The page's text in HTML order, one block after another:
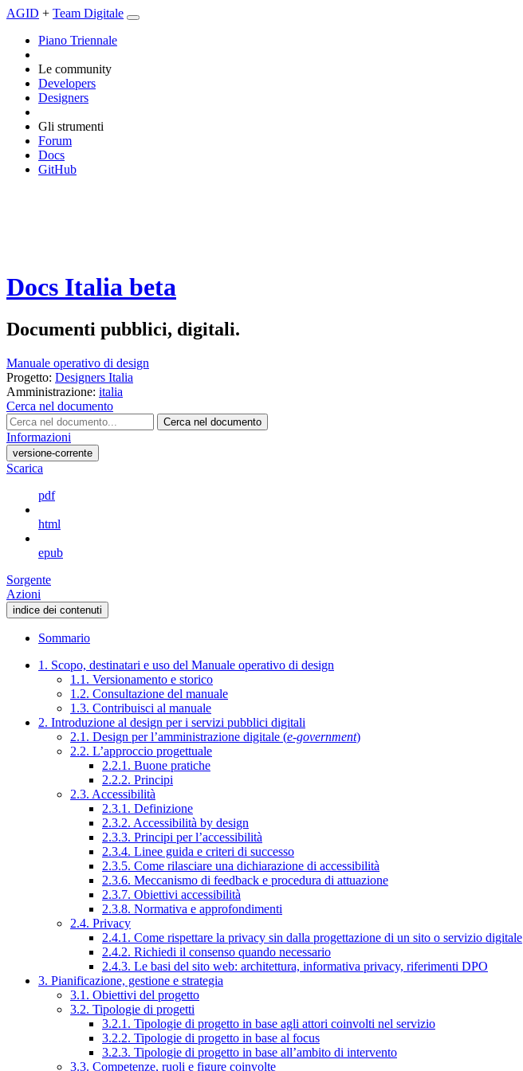
AGID + Team Digitale
Piano Triennale
Le community
Developers
Designers
Gli strumenti
Forum
Docs
GitHub
Docs Italia beta
Documenti pubblici, digitali.
Manuale operativo di design
Progetto: Designers Italia
Amministrazione: italia
Cerca nel documento
Cerca nel documento
Informazioni
versione-corrente
Scarica
pdf
html
epub
Sorgente
Azioni
indice dei contenuti
Sommario
1. Scopo, destinatari e uso del Manuale operativo di design
1.1. Versionamento e storico
1.2. Consultazione del manuale
1.3. Contribuisci al manuale
2. Introduzione al design per i servizi pubblici digitali
2.1. Design per l’amministrazione digitale (e-government)
2.2. L’approccio progettuale
2.2.1. Buone pratiche
2.2.2. Principi
2.3. Accessibilità
2.3.1. Definizione
2.3.2. Accessibilità by design
2.3.3. Principi per l’accessibilità
2.3.4. Linee guida e criteri di successo
2.3.5. Come rilasciare una dichiarazione di accessibilità
2.3.6. Meccanismo di feedback e procedura di attuazione
2.3.7. Obiettivi accessibilità
2.3.8. Normativa e approfondimenti
2.4. Privacy
2.4.1. Come rispettare la privacy sin dalla progettazione di un sito o servizio digitale
2.4.2. Richiedi il consenso quando necessario
2.4.3. Le basi del sito web: architettura, informativa privacy, riferimenti DPO
3. Pianificazione, gestione e strategia
3.1. Obiettivi del progetto
3.2. Tipologie di progetti
3.2.1. Tipologie di progetto in base agli attori coinvolti nel servizio
3.2.2. Tipologie di progetto in base al focus
3.2.3. Tipologie di progetto in base all’ambito di intervento
3.3. Competenze, ruoli e figure coinvolte